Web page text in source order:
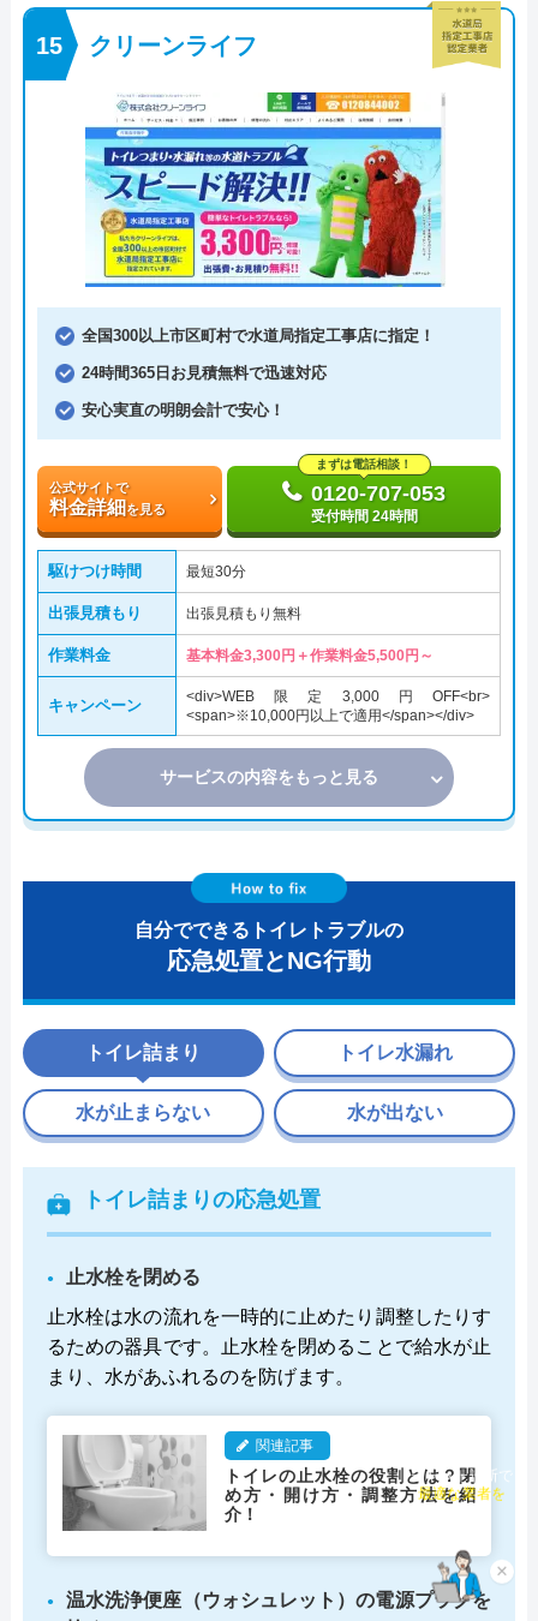
クリーンライフ
全国300以上市区町村で水道局指定工事店に指定！
24時間365日お見積無料で迅速対応
安心実直の明朗会計で安心！
公式サイトで
料金詳細を見る
まずは電話相談！
0120-707-053
受付時間 24時間
駆けつけ時間 最短30分
出張見積もり 出張見積もり無料
作業料金 基本料金3,300円＋作業料金5,500円～
キャンペーン
<div>WEB限定3,000円OFF<br>
<span>※10,000円以上で適用</span></div>
サービスの内容をもっと見る
自分でできるトイレトラブルの
応急処置とNG行動
トイレ詰まり
トイレ詰まりの応急処置
止水栓を閉める
止水栓は水の流れを一時的に止めたり調整したりす
るための器具です。止水栓を閉めることで給水が止
まり、水があふれるのを防げます。
関連記事
トイレの止水栓の役割とは？閉
め方・開け方・調整方法を紹
介！
温水洗浄便座（ウォシュレット）の電源プラグを
トイレ水漏れ
水が止まらない 水が出ない
×
チャット診断で
最適な業者を